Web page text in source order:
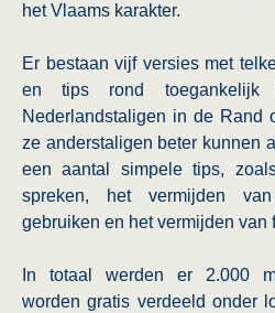
het Vlaams karakter.
Er bestaan vijf versies met
en tips rond toegankelijk
Nederlandstaligen in de Rand
ze anderstaligen beter kunnen
een aantal simpele tips,
spreken, het vermijden
gebruiken en het vermijden van
In totaal werden er 2.000
worden gratis verdeeld onder